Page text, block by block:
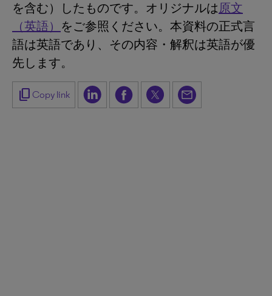
を含む）したものです。オリジナルは原文
（英語） をご参照ください。本資料の正式言
語は英語であり、その内容・解釈は英語が優
先します。
content_copy Copy link